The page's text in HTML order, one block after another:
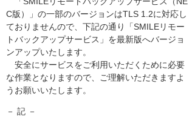
C版）」の一部のバージョンはTLS 1.2に対応し
ておりませんので、下記の通り「SMILEリモー
トバックアップサービス」を最新版へバージョ
ンアップいたします。
安全にサービスをご利用いただくために必要
な作業となりますので、ご理解いただきますよ
うお願いいたします。
－ 記 －